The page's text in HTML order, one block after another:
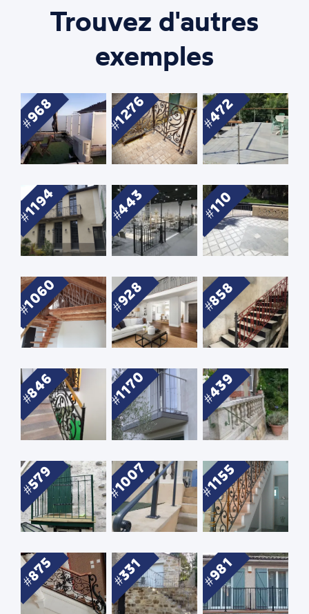
Trouvez d'autres
exemples
968 1276 472
1194 443 110
1060 928 858
846 1170 439
579 1007 1155
875 331 981